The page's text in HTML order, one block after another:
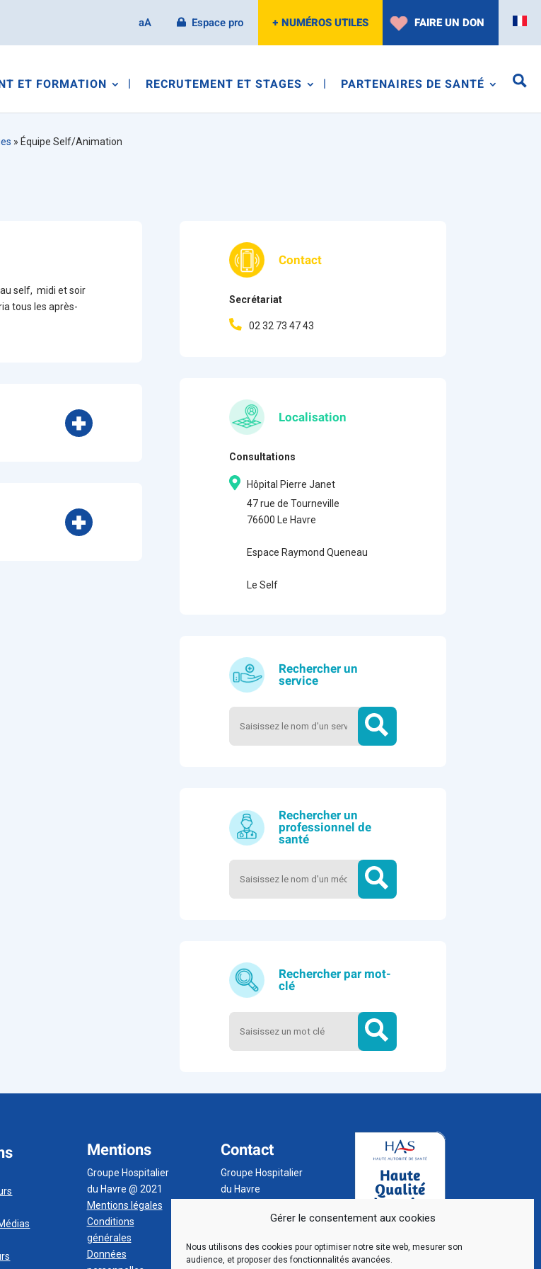
Gérer le consentement aux cookies
Nous utilisons des cookies pour optimiser notre site web, mesurer son
audience, et proposer des fonctionnalités avancées.
aA Espace pro + NUMÉROS UTILES FAIRE UN DON
ET FORMATION RECRUTEMENT ET STAGES PARTENAIRES DE SANTÉ
» Équipe Self/Animation
self, midi et soir
tous les après-
Contact
Secrétariat
02 32 73 47 43
Localisation
Consultations
Hôpital Pierre Janet
47 rue de Tourneville
76600 Le Havre
Espace Raymond Queneau
Le Self
Rechercher un
service
Rechercher un
professionnel de
santé
Rechercher par mot-
clé
Mentions
Groupe Hospitalier
du Havre @ 2021
Mentions légales
Conditions
générales
Données
Contact
Groupe Hospitalier
du Havre
76 083 Le Havre
02 32 73 32 32